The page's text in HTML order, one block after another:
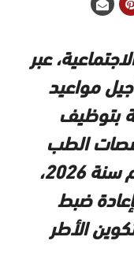
عبر
مواعيد
بتوظيف
الطب
والصيدلة وطب الأسنان برسم سنة 2026،
ضبط
الأطر